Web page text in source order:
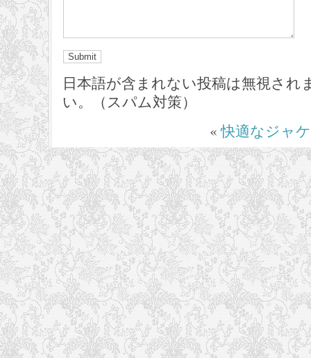
日本語が含まれない投稿は無視され
い。（スパム対策）
«快適なジャ